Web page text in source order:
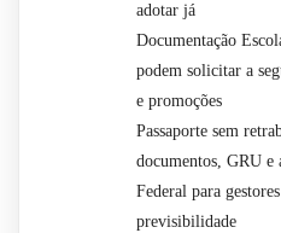
adotar já
Documentação
podem solicitar a
e promoções
Passaporte sem
documentos, GRU e
Federal para
previsibilidade